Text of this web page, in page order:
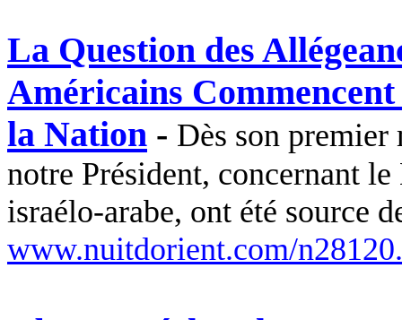
La Question des
Américains
la Nation - Dès son premier
notre Président, concernant
israélo-arabe, ont été source
www.nuitdorient.com/